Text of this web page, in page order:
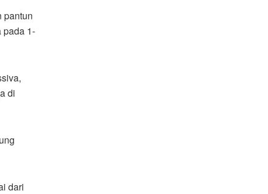
pantun
pada 1-
di
dari